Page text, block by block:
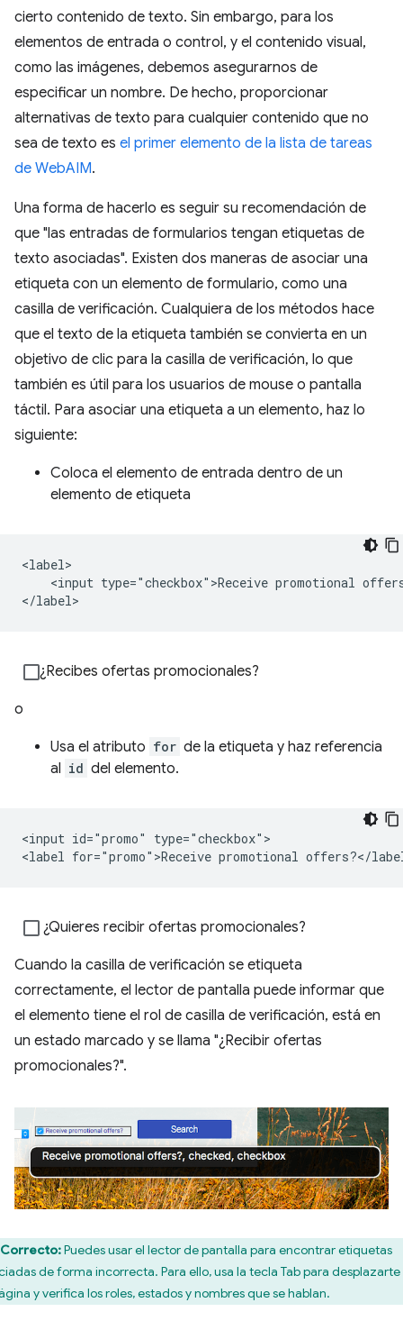
cierto contenido de texto. Sin embargo, para los
elementos de entrada o control, y el contenido visual,
como las imágenes, debemos asegurarnos de
especificar un nombre. De hecho, proporcionar
alternativas de texto para cualquier contenido que no
sea de texto es el primer elemento de la lista de tareas
de WebAIM.
Una forma de hacerlo es seguir su recomendación de
que "las entradas de formularios tengan etiquetas de
texto asociadas". Existen dos maneras de asociar una
etiqueta con un elemento de formulario, como una
casilla de verificación. Cualquiera de los métodos hace
que el texto de la etiqueta también se convierta en un
objetivo de clic para la casilla de verificación, lo que
también es útil para los usuarios de mouse o pantalla
táctil. Para asociar una etiqueta a un elemento, haz lo
siguiente:
Coloca el elemento de entrada dentro de un
elemento de etiqueta
<label>
<input type="checkbox">Receive promotional
</label>
¿Recibes ofertas promocionales?
o
Usa el atributo for de la etiqueta y haz referencia
al id del elemento.
<input id="promo" type="checkbox">
¿Quieres recibir ofertas promocionales?
Cuando la casilla de verificación se etiqueta
correctamente, el lector de pantalla puede informar que
el elemento tiene el rol de casilla de verificación, está en
un estado marcado y se llama "¿Recibir ofertas
promocionales?".
Correcto:Puedes usar el lector de pantalla para encontrar etiquetas
de forma incorrecta. Para ello, usa la tecla Tab para desplazarte
y verifica los roles, estados y nombres que se hablan.